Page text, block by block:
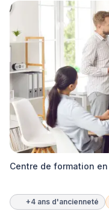
Centre de formation
+4 ans d'ancienneté